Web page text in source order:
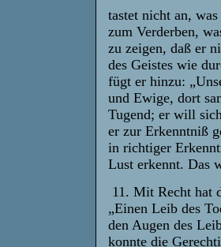
tastet nicht an,
zum Verderben,
zu zeigen, daß er
des Geistes wie
fügt er hinzu:
und Ewige, dort
Tugend; er will
er zur Erkenntniß
in richtiger
Lust erkennt. Das
11. Mit Recht hat
„Einen Leib des
den Augen des
konnte die